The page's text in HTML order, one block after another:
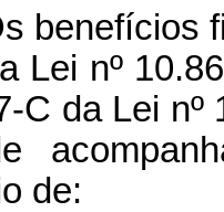
benefícios
Lei nº
C da Lei
de: